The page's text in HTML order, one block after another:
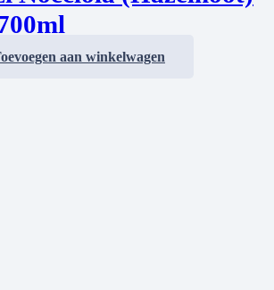
aan winkelwagen